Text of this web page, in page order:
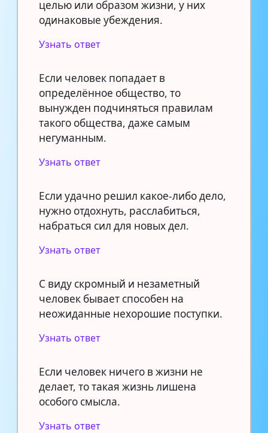
целью или образом жизни, у них
одинаковые убеждения.
Узнать ответ
Если человек попадает в
определённое общество, то
вынужден подчиняться правилам
такого общества, даже самым
негуманным.
Узнать ответ
Если удачно решил какое-либо дело,
нужно отдохнуть, расслабиться,
набраться сил для новых дел.
Узнать ответ
С виду скромный и незаметный
человек бывает способен на
неожиданные нехорошие поступки.
Узнать ответ
Если человек ничего в жизни не
делает, то такая жизнь лишена
особого смысла.
Узнать ответ